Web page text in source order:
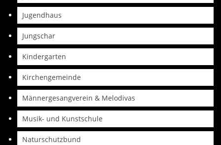
Jugendhaus
Jungschar
Kindergarten
Kirchengemeinde
Männergesangverein & Melodivas
Musik- und Kunstschule
Naturschutzbund